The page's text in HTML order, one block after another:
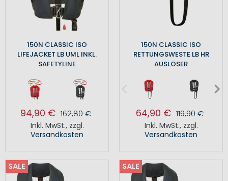
150N CLASSIC ISO
LIFEJACKET LB UML INKL.
SAFETYLINE
94,90 € 162,80 €
Inkl. MwSt., zzgl.
Versandkosten
150N CLASSIC ISO
RETTUNGSWESTE LB HR
AUSLÖSER
64,90 € 119,90 €
Inkl. MwSt., zzgl.
Versandkosten
SALE SALE